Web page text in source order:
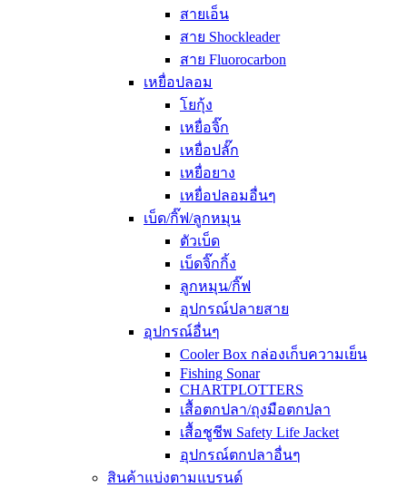
สายเอ็น
สาย Shockleader
สาย Fluorocarbon
เหยื่อปลอม
โยกุ้ง
เหยื่อจิ๊ก
เหยื่อปลั๊ก
เหยื่อยาง
เหยื่อปลอมอื่นๆ
เบ็ด/กิ๊ฟ/ลูกหมุน
ตัวเบ็ด
เบ็ดจิ๊กกิ้ง
ลูกหมุน/กิ๊ฟ
อุปกรณ์ปลายสาย
อุปกรณ์อื่นๆ
Cooler Box กล่องเก็บความเย็น
Fishing Sonar
CHARTPLOTTERS
เสื้อตกปลา/ถุงมือตกปลา
เสื้อชูชีพ Safety Life Jacket
อุปกรณ์ตกปลาอื่นๆ
สินค้าแบ่งตามแบรนด์